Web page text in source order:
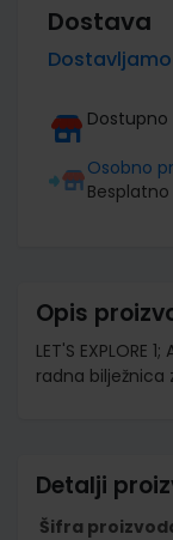
Dostava
Dostupno
Osobno
Besplatno
Opis
LET'S
radna bilježnica
Detalji
Šifra